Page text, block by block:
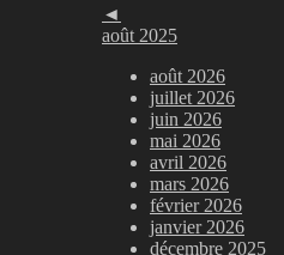
◄
août 2025
août 2026
juillet 2026
juin 2026
mai 2026
avril 2026
mars 2026
février 2026
janvier 2026
décembre 2025